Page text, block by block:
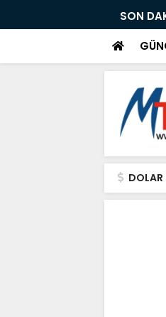
SON
Film Yarışması İçin
DOLAR